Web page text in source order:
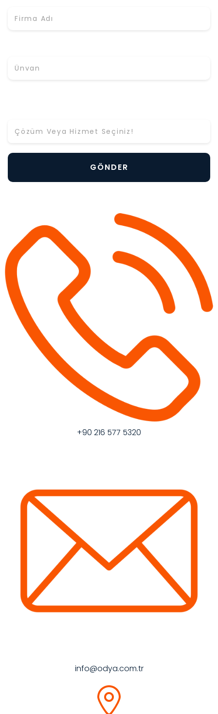
+90 216 577 5320
info@odya.com.tr